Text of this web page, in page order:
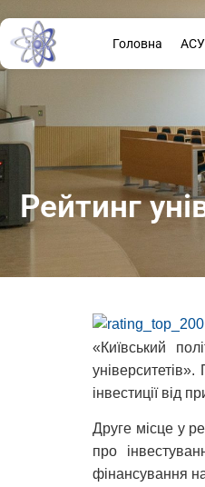
Головна
Рейтинг
«Київський
інвестиції від
Друге місце у
про
фінансування